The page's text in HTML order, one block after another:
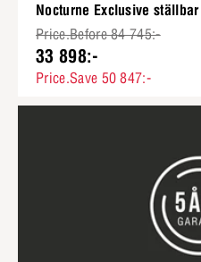
Nocturne Exclusive
Price.Before 84 745:-
33 898:-
Price.Save 50 847:-